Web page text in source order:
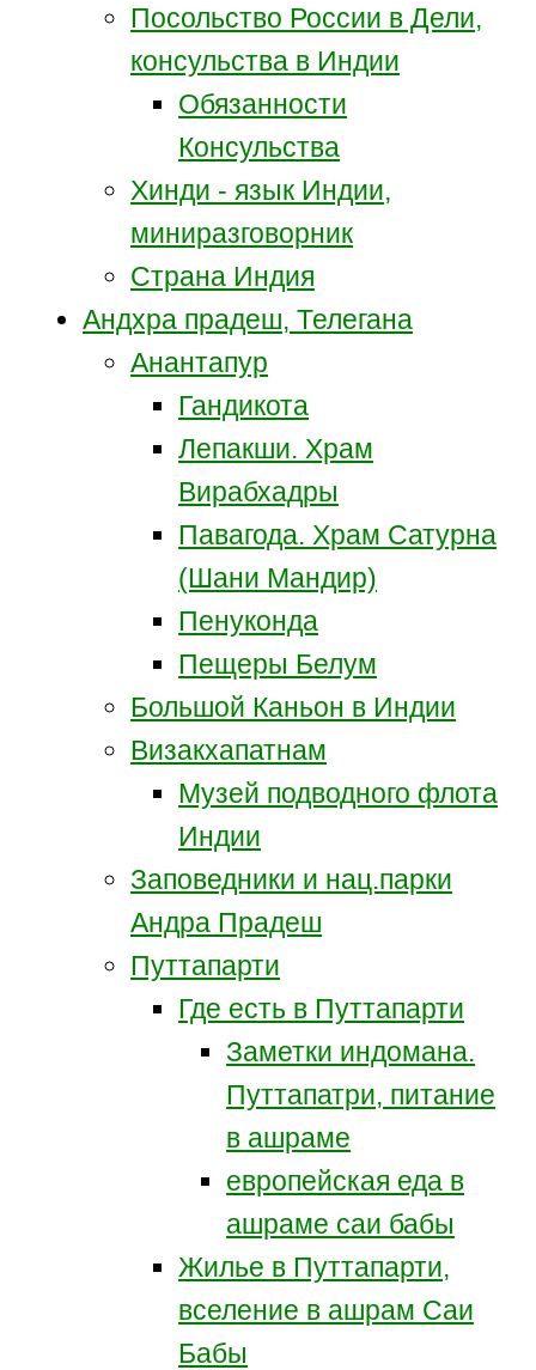
Посольство России в Дели,
консульства в Индии
Обязанности
Консульства
Хинди - язык Индии,
миниразговорник
Страна Индия
Андхра прадеш, Телегана
Анантапур
Гандикота
Лепакши. Храм
Вирабхадры
Павагода. Храм Сатурна
(Шани Мандир)
Пенуконда
Пещеры Белум
Большой Каньон в Индии
Визакхапатнам
Музей подводного флота
Индии
Заповедники и нац.парки
Андра Прадеш
Путтапарти
Где есть в Путтапарти
Заметки индомана.
Путтапатри, питание
в ашраме
европейская еда в
ашраме саи бабы
Жилье в Путтапарти,
вселение в ашрам Саи
Бабы